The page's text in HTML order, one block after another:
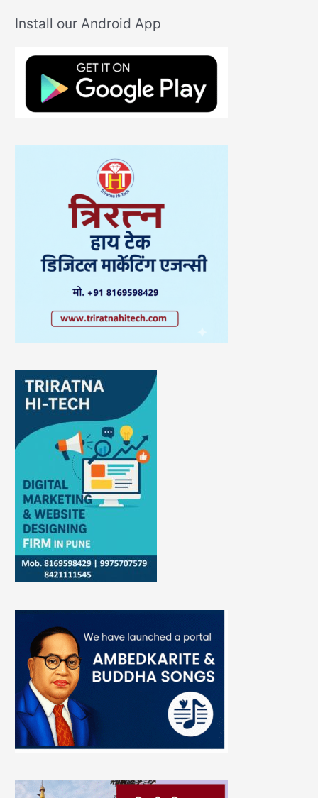
Install our Android App